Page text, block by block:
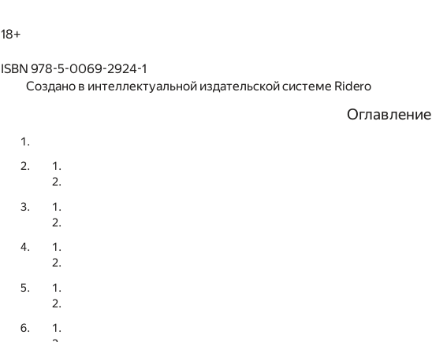
18+
ISBN 978-5-0069-2924-1
Создано в интеллектуальной издательской системе Ridero
Оглавление